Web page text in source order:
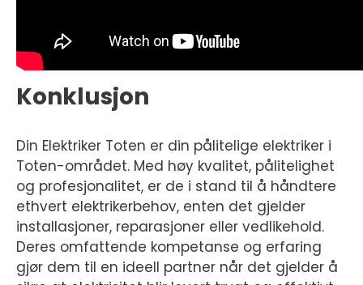
Konklusjon
Din Elektriker Toten er din pålitelige elektriker i
Toten-området. Med høy kvalitet, pålitelighet
og profesjonalitet, er de i stand til å håndtere
ethvert elektrikerbehov, enten det gjelder
installasjoner, reparasjoner eller vedlikehold.
Deres omfattende kompetanse og erfaring
gjør dem til en ideell partner når det gjelder å